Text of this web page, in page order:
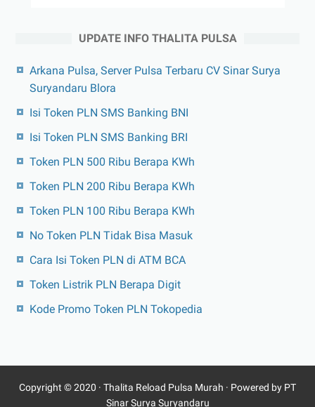
UPDATE INFO THALITA PULSA
Arkana Pulsa, Server Pulsa Terbaru CV Sinar Surya
Suryandaru Blora
Isi Token PLN SMS Banking BNI
Isi Token PLN SMS Banking BRI
Token PLN 500 Ribu Berapa KWh
Token PLN 200 Ribu Berapa KWh
Token PLN 100 Ribu Berapa KWh
No Token PLN Tidak Bisa Masuk
Cara Isi Token PLN di ATM BCA
Token Listrik PLN Berapa Digit
Kode Promo Token PLN Tokopedia
Copyright © 2020 · Thalita Reload Pulsa Murah · Powered by PT
Sinar Surya Suryandaru